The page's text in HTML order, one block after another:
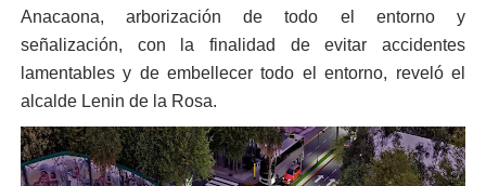
Anacaona, arborización de todo el entorno y
señalización, con la finalidad de evitar accidentes
lamentables y de embellecer todo el entorno, reveló el
alcalde Lenin de la Rosa.